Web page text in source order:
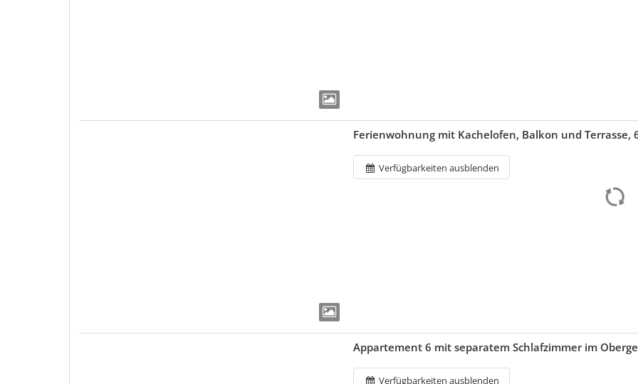
Ferienwohnung mit Kachelofen, Balkon und Terrasse,
Verfügbarkeiten ausblenden
Appartement 6 mit separatem Schlafzimmer im
Verfügbarkeiten ausblenden